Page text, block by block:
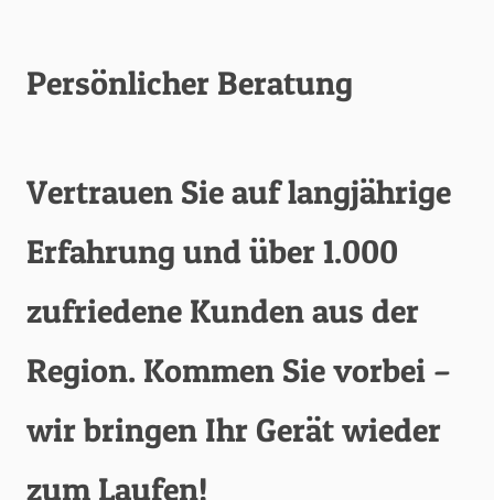
Persönlicher Beratung
Vertrauen Sie auf langjährige
Erfahrung und über 1.000
zufriedene Kunden aus der
Region. Kommen Sie vorbei –
wir bringen Ihr Gerät wieder
zum Laufen!